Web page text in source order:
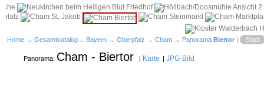
Home → Gesamtkatalog→ Bayern → Oberpfalz → Cham → Panorama Biertor | Stadt
Panorama: Cham - Biertor | Karte | JPG-Bild